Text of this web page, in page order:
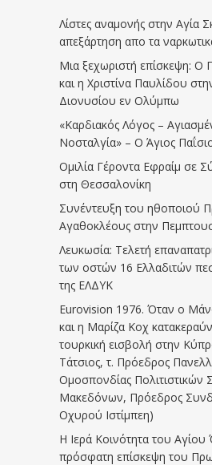
Λίστες αναμονής στην Αγία
απεξάρτηση απο τα
Μια ξεχωριστή επίσκεψη: Ο
και η Χριστίνα Παυλίδου
Διονυσίου εν Ολύμπω
«Καρδιακός Λόγος –
Νοσταλγία» – Ο Άγιος
Ομιλία Γέροντα Εφραίμ σε
στη Θεσσαλονίκη
Συνέντευξη του ηθοποιού
Αγαθοκλέους στην
Λευκωσία: Τελετή
των οστών 16 Ελλαδιτών
της ΕΛΔΥΚ
Eurovision 1976. Όταν ο
και η Μαρίζα Κοχ
τουρκική εισβολή στην
Τάτσιος, τ. Πρόεδρος
Ομοσπονδίας Πολιτιστικών
Μακεδόνων, Πρόεδρος
Οχυρού Ιστίμπεη)
Η Ιερά Κοινότητα του Αγίου
πρόσφατη επίσκεψη του